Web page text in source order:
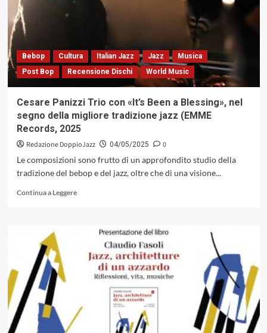
Tommaso
escursione,
fra
jazz
in
una
metropoli
immaginaria
2025)
Bebop Cultura Italian Jazz Jazz
Musica
Post Bop
Recensione Dischi World Music
Cesare Panizzi Trio con «It’s Been a Blessing», nel
segno della migliore tradizione jazz (EMME
Records, 2025
Redazione DoppioJazz 04/05/2025
0
Le composizioni sono frutto di un approfondito studio della
tradizione del bebop e del jazz, oltre che di una visione...
Continua a LeggereLeggi
Trio
Blessing»,